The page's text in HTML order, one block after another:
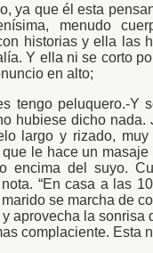
ya que él esta
menudo
historias y ella las
Y ella ni se corto
en alto;
tengo peluquero.-Y
hubiese dicho nada.
largo y rizado,
le hace un
encima del suyo.
“En casa a las
se marcha de
y aprovecha la sonrisa
complaciente. Esta